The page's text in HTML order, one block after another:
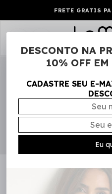
FRETE GRATIS PARA TODO
DESCONTO NA
10% OFF
CADASTRE SEU E-
Eu